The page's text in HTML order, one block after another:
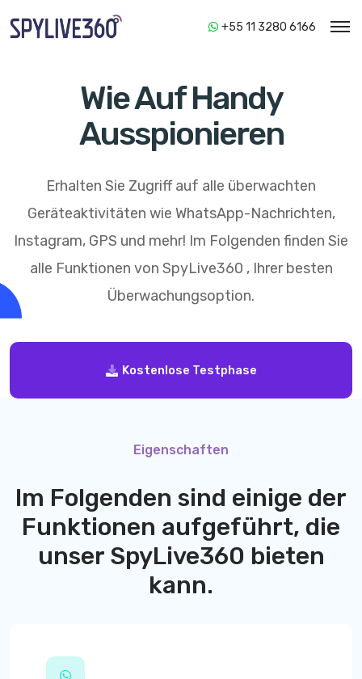
+55 11 3280 6166
Wie Auf Handy
Ausspionieren
Erhalten Sie Zugriff auf alle überwachten
Geräteaktivitäten wie WhatsApp-Nachrichten,
Instagram, GPS und mehr! Im Folgenden finden Sie
alle Funktionen von SpyLive360 , Ihrer besten
Überwachungsoption.
Kostenlose Testphase
Eigenschaften
Im Folgenden sind einige der
Funktionen aufgeführt, die
unser SpyLive360 bieten
kann.